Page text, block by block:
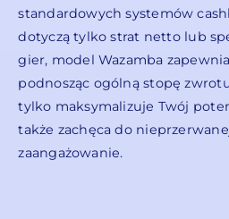
standardowych systemów
dotyczą tylko strat netto lub
gier, model Wazamba
podnosząc ogólną stopę
tylko maksymalizuje Twój
także zachęca do
zaangażowanie.